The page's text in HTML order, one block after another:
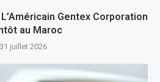
Gentex Corporation
au Maroc
31 juillet 2026